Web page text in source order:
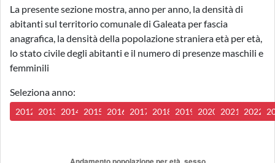
La presente sezione mostra, anno per anno, la densità di
abitanti sul territorio comunale di Galeata per fascia
anagrafica, la densità della popolazione straniera età per età,
lo stato civile degli abitanti e il numero di presenze maschili e
femminili
Seleziona anno:
2012 2013 2014 2015 2016 2017 2018 2019 2020 2021 2022